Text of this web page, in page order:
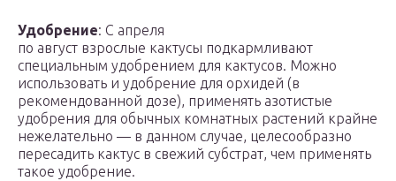
Удобрение: С апреля
по август взрослые кактусы подкармливают
специальным удобрением для кактусов. Можно
использовать и удобрение для орхидей (в
рекомендованной дозе), применять азотистые
удобрения для обычных комнатных растений крайне
нежелательно — в данном случае, целесообразно
пересадить кактус в свежий субстрат, чем применять
такое удобрение.